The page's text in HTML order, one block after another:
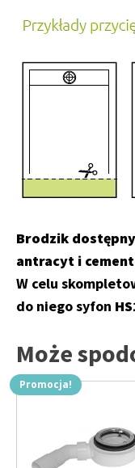
Brodzik
antracyt i
W celu
do niego syfon
Może
Promocja!